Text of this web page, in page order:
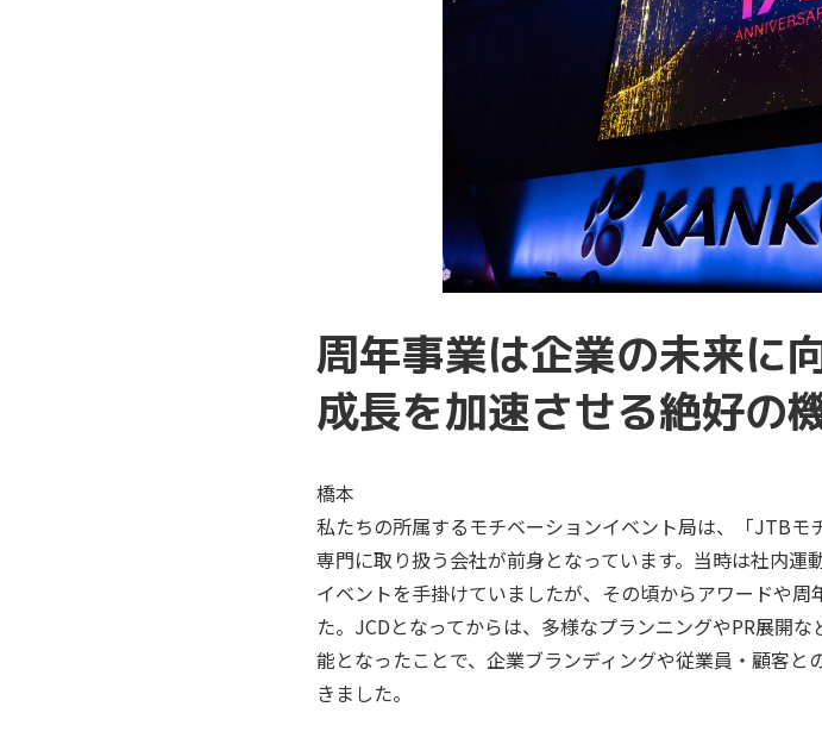
周年事業は企業の未来に
成長を加速させる絶好の
橋本
私たちの所属するモチベーションイベント局は、「JTB
専門に取り扱う会社が前身となっています。当時は社内
イベントを手掛けていましたが、その頃からアワードや
た。JCDとなってからは、多様なプランニングやPR展開
能となったことで、企業ブランディングや従業員・顧客
きました。